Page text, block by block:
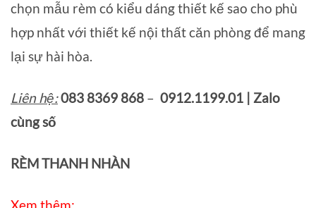
chọn mẫu rèm có kiểu dáng thiết kế sao cho phù
hợp nhất với thiết kế nội thất căn phòng để mang
lại sự hài hòa.
Liên hệ:083 8369 868 – 0912.1199.01 | Zalo
cùng số
RÈM THANH NHÀN
Xem thêm: